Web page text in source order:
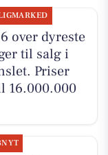
over dyreste
til salg i
Priser
16.000.000